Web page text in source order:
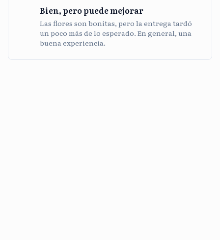
Bien, pero puede mejorar
Las flores son bonitas, pero la entrega tardó
un poco más de lo esperado. En general, una
buena experiencia.